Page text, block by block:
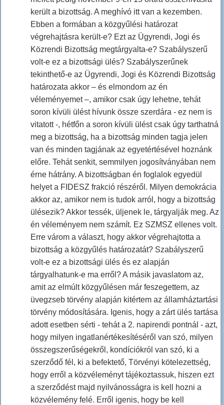
került a bizottság. A meghívó itt van a kezemben.
Ebben a formában a közgyűlési határozat
végrehajtásra került-e? Ezt az Ügyrendi, Jogi és
Közrendi Bizottság megtárgyalta-e? Szabályszerű
volt-e ez a bizottsági ülés? Szabályszerűnek
tekinthető-e az Ügyrendi, Jogi és Közrendi Bizottság
határozata akkor – és elmondom az én
véleményemet –, amikor csak úgy lehetne, tehát
soron kívüli ülést hívunk össze szerdára - ez nem is
vitatott -, hétfőn a soron kívüli ülést csak úgy tarthatná
meg a bizottság, ha a bizottság minden tagja jelen
van és minden tagjának az egyetértésével hoznánk
előre. Tehát senkit, semmilyen jogosítványában nem
érne hátrány. A bizottságban én foglalok egyedül
helyet a FIDESZ frakció részéről. Milyen demokrácia
akkor az, amikor nem is tudok arról, hogy a bizottság
ülésezik? Akkor tessék, üljenek le, tárgyalják meg. Az
én véleményem nem számít. Ez SZMSZ ellenes volt.
Erre várom a választ, hogy akkor végrehajtotta a
bizottság a közgyűlés határozatát? Szabályszerű
volt-e ez a bizottsági ülés és ez alapján
tárgyalhatunk-e ma erről? A másik javaslatom az,
amit az elmúlt közgyűlésen már feszegettem, az
üvegzseb törvény alapján kitértem az államháztartási
törvény módosítására. Igenis, hogy a zárt ülés tartása
adott esetben sérti - tehát a 2. napirendi pontnál - azt,
hogy milyen ingatlanértékesítéséről van szó, milyen
összegszerűségekről, kondíciókról van szó, ki a
szerződő fél, ki a befektető, Törvényi kötelezettség,
hogy erről a közvéleményt tájékoztassuk, hiszen ezt
a szerződést majd nyilvánosságra is kell hozni a
közvélemény felé. Erről igenis, hogy be kell